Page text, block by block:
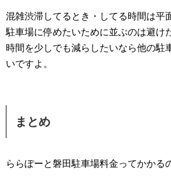
混雑渋滞してるとき・してる時間は平
駐車場に停めたいために並ぶのは避け
時間を少しでも減らしたいなら他の駐
いですよ。
まとめ
ららぽーと磐田駐車場料金ってかかる